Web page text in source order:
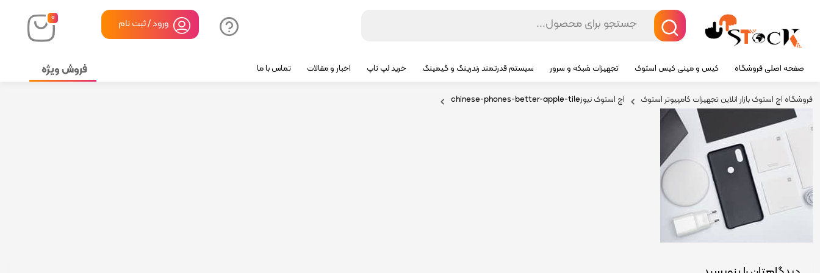
۰ ورود / ثبت نام
صفحه اصلی فروشگاه کیس و مینی کیس استوک تجهیزات شبکه و سرور سیستم قدرتمند رندرینگ و گیمینگ خرید لپ تاپ اخبار و مقالات تماس با ما فروش ویژه
فروشگاه اچ استوک بازار انلاین تجهیزات کامپیوتر استوک اچ استوک نیوزchinese-phones-better-apple-tile